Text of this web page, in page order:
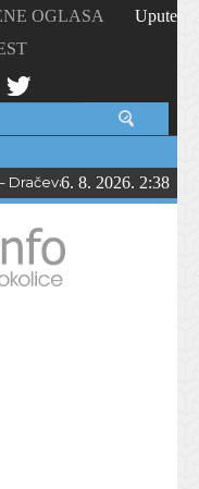
OGLASA
Upute
bez vode do
6. 8. 2026. 2:38